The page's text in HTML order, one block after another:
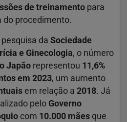
de treinamento para
do procedimento.
da Sociedade
e Ginecologia, o número
Japão representou 11,6%
em 2023, um aumento
em relação a 2018. Já
pelo Governo
com 10.000 mães que